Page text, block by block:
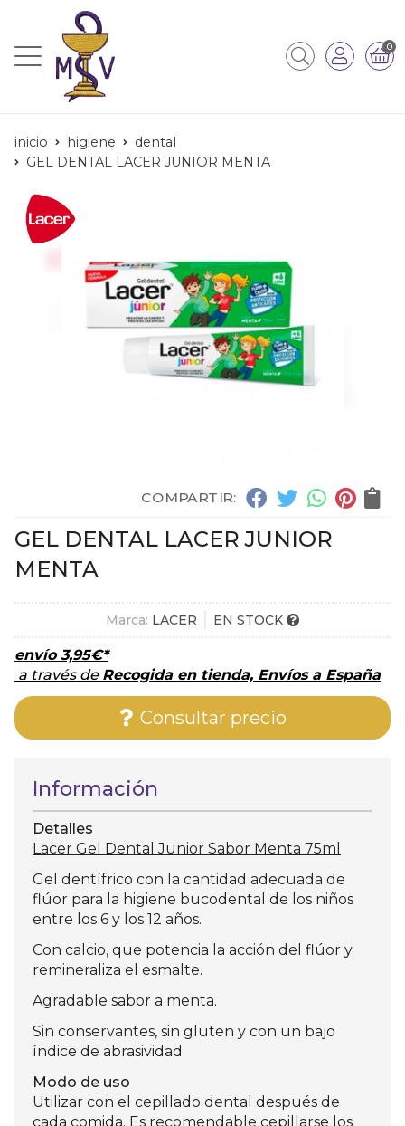
0
inicio higiene
dental
GEL DENTAL LACER JUNIOR MENTA
COMPARTIR:
GEL DENTAL LACER JUNIOR
MENTA
Marca: LACER EN STOCK
envío3,95€*
a través de Recogida en tienda, Envíos a España
Consultar precio
Información
Detalles
Lacer Gel Dental Junior Sabor Menta 75ml
Gel dentífrico con la cantidad adecuada de
flúor para la higiene bucodental de los niños
entre los 6 y los 12 años.
Con calcio, que potencia la acción del flúor y
remineraliza el esmalte.
Agradable sabor a menta.
Sin conservantes, sin gluten y con un bajo
índice de abrasividad
Modo de uso
Utilizar con el cepillado dental después de
cada comida. Es recomendable cepillarse los